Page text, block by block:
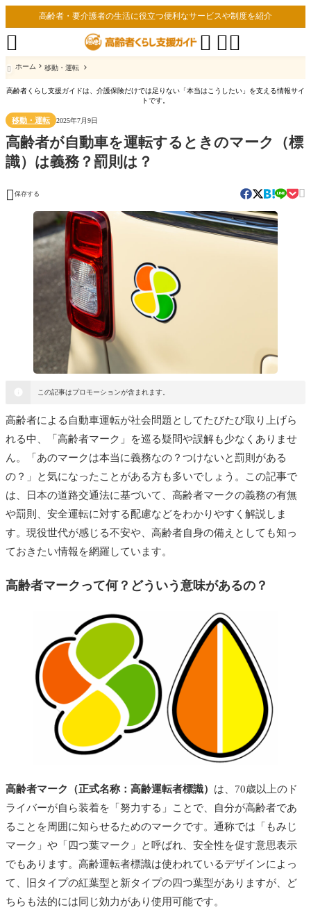
高齢者・要介護者の生活に役立つ便利なサービスや制度を紹介
 

 ホーム 移動・運転
高齢者くらし支援ガイドは、介護保険だけでは足りない「本当はこうしたい」を支える情報サイ
トです。
移動・運転 2025年7月9日
高齢者が自動車を運転するときのマーク（標
識）は義務？罰則は？
 保存する 
この記事はプロモーションが含まれます。
高齢者による自動車運転が社会問題としてたびたび取り上げら
れる中、「高齢者マーク」を巡る疑問や誤解も少なくありませ
ん。「あのマークは本当に義務なの？つけないと罰則がある
の？」と気になったことがある方も多いでしょう。この記事で
は、日本の道路交通法に基づいて、高齢者マークの義務の有無
や罰則、安全運転に対する配慮などをわかりやすく解説しま
す。現役世代が感じる不安や、高齢者自身の備えとしても知っ
ておきたい情報を網羅しています。
高齢者マークって何？どういう意味があるの？
高齢者マーク（正式名称：高齢運転者標識） は、70歳以上のド
ライバーが自ら装着を「努力する」ことで、自分が高齢者であ
ることを周囲に知らせるためのマークです。通称では「もみじ
マーク」や「四つ葉マーク」と呼ばれ、安全性を促す意思表示
でもあります。高齢運転者標識は使われているデザインによっ
て、旧タイプの紅葉型と新タイプの四つ葉型がありますが、ど
ちらも法的には同じ効力があり使用可能です。